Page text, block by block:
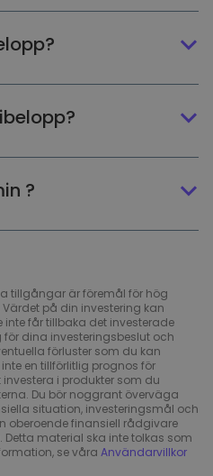
?
tillgångar är föremål för hög
på din investering kan
inte får tillbaka det investerade
dina investeringsbeslut och
förluster som du kan
en tillförlitlig prognos för
i produkter som du
Du bör noggrant överväga
situation, investeringsmål och
oberoende finansiell rådgivare
material ska inte tolkas som
se våra Användarvillkor